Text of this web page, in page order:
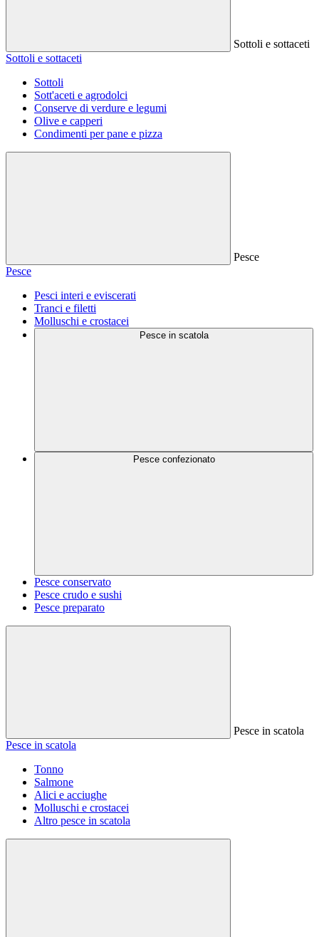
Sottoli e sottaceti
Sottoli e sottaceti
Sottoli
Sott'aceti e agrodolci
Conserve di verdure e legumi
Olive e capperi
Condimenti per pane e pizza
Pesce
Pesce
Pesci interi e eviscerati
Tranci e filetti
Molluschi e crostacei
Pesce in scatola
Pesce confezionato
Pesce conservato
Pesce crudo e sushi
Pesce preparato
Pesce in scatola
Pesce in scatola
Tonno
Salmone
Alici e acciughe
Molluschi e crostacei
Altro pesce in scatola